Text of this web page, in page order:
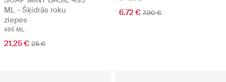
ML - Šķidrās roku
ziepes
495 ML
21.25 € 25 €
6.72 € 7.90 €